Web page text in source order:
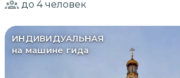
до 4человек
ИНДИВИДУАЛЬНАЯ
на машине гида